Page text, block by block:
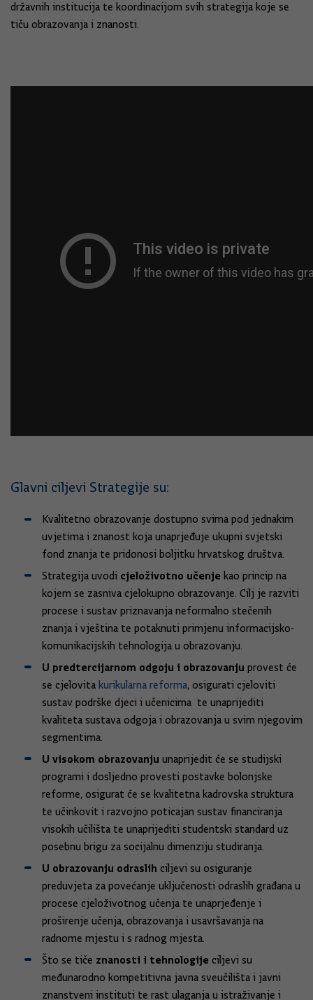
državnih institucija te koordinacijom svih strategija koje se
tiču obrazovanja i znanosti.
Glavni ciljevi Strategije su:
Kvalitetno obrazovanje dostupno svima pod jednakim
uvjetima i znanost koja unaprjeđuje ukupni svjetski
fond znanja te pridonosi boljitku hrvatskog društva.
Strategija uvodi cjeloživotno učenje kao princip na
kojem se zasniva cjelokupno obrazovanje. Cilj je razviti
procese i sustav priznavanja neformalno stečenih
znanja i vještina te potaknuti primjenu informacijsko-
komunikacijskih tehnologija u obrazovanju.
U predtercijarnom odgoju i obrazovanju provest će
se cjelovita kurikularna reforma, osigurati cjeloviti
sustav podrške djeci i učenicima te unaprijediti
kvaliteta sustava odgoja i obrazovanja u svim njegovim
segmentima.
U visokom obrazovanju unaprijedit će se studijski
programi i dosljedno provesti postavke bolonjske
reforme, osigurat će se kvalitetna kadrovska struktura
te učinkovit i razvojno poticajan sustav financiranja
visokih učilišta te unaprijediti studentski standard uz
posebnu brigu za socijalnu dimenziju studiranja.
U obrazovanju odraslih ciljevi su osiguranje
preduvjeta za povećanje uključenosti odraslih građana u
procese cjeloživotnog učenja te unaprjeđenje i
proširenje učenja, obrazovanja i usavršavanja na
radnome mjestu i s radnog mjesta.
Što se tiče znanosti i tehnologije ciljevi su
međunarodno kompetitivna javna sveučilišta i javni
znanstveni instituti te rast ulaganja u istraživanje i